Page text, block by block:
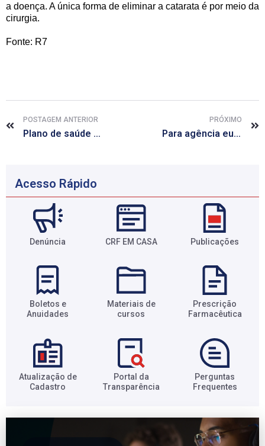
a doença. A única forma de eliminar a catarata é por meio da
cirurgia.
Fonte: R7
POSTAGEM ANTERIOR
Plano de saúde poderá subir até 9,04%
PRÓXIMO
Para agência europeia, novos remédios contra diabetes não aumentam risco ao pâncreas
Acesso Rápido
Denúncia CRF EM CASA Publicações
Boletos e
Anuidades​
Materiais de
cursos​
Prescrição
Farmacêutica​
Atualização de
Cadastro​
Portal da
Transparência​
Perguntas
Frequentes​